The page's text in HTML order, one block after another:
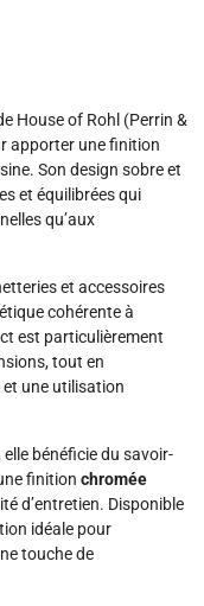
House of Rohl (Perrin &
apporter une finition
Son design sobre et
et équilibrées qui
qu’aux
et accessoires
cohérente à
est particulièrement
tout en
une utilisation
bénéficie du savoir-
finition chromée
d’entretien. Disponible
idéale pour
touche de